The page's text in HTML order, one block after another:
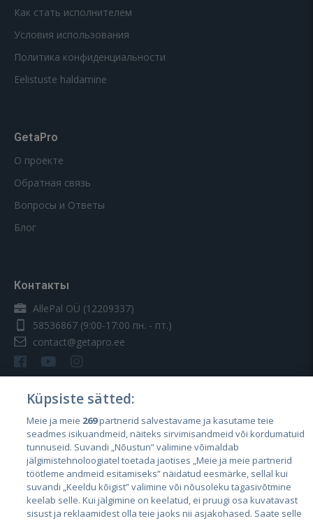
Как стать исполнителем
Условия использования
Политика конфиденциальности
Eelistuste haldamine
GetaPro
О проекте
Обратная связь
Вопросы и Ответы
Блог
Контакты
AllePal OÜ (12209337)
58536867 (9:00-17:00 пн. - пт.)
contact@getapro.ee
Страны
Эстония
Латвия
Литва
Küpsiste sätted:
Meie ja meie 269partnerid salvestavame ja kasutame teie
seadmes isikuandmeid, näiteks sirvimisandmeid või kordumatuid
tunnuseid. Suvandi „Nõustun” valimine võimaldab
jälgimistehnoloogiatel toetada jaotises „Meie ja meie partnerid
töötleme andmeid esitamiseks” näidatud eesmärke, sellal kui
suvandi „Keeldu kõigist” valimine või nõusoleku tagasivõtmine
keelab selle. Kui jälgimine on keelatud, ei pruugi osa kuvatavast
sisust ja reklaamidest olla teie jaoks nii asjakohased. Saate selle